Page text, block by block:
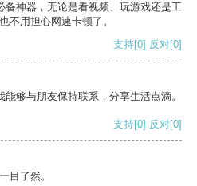
备神器，无论是看视频、玩游戏还是工
不用担心网速卡顿了。
支持[0] 反对[0]
够与朋友保持联系，分享生活点滴。
支持[0] 反对[0]
目了然。